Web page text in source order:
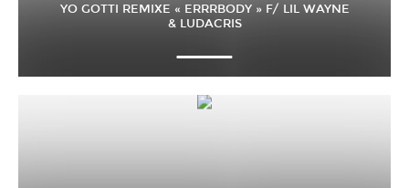
YO GOTTI REMIXE « ERRRBODY » F/ LIL WAYNE
& LUDACRIS